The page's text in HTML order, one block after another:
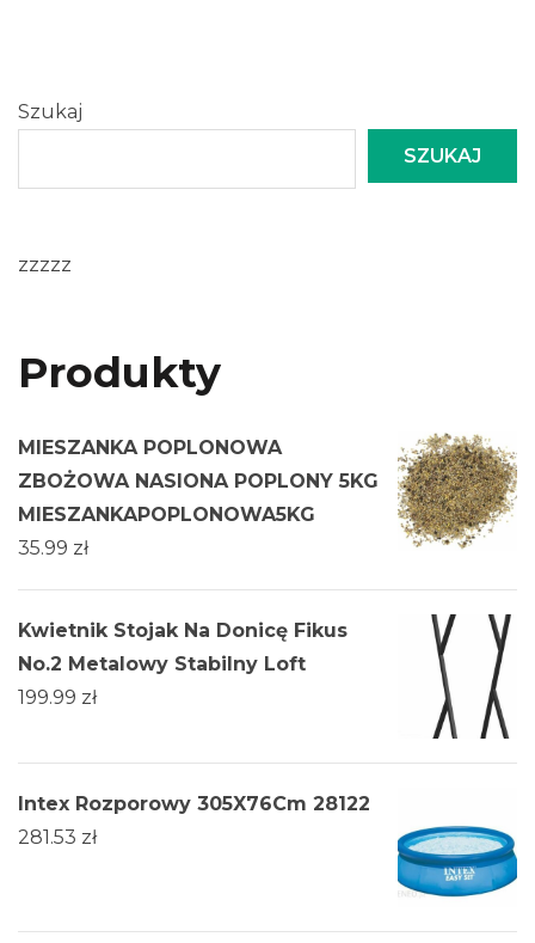
Szukaj
SZUKAJ
zzzzz
Produkty
MIESZANKA POPLONOWA
ZBOŻOWA NASIONA POPLONY 5KG
MIESZANKAPOPLONOWA5KG
35.99 zł
Kwietnik Stojak Na Donicę Fikus
No.2 Metalowy Stabilny Loft
199.99 zł
Intex Rozporowy 305X76Cm 28122
281.53 zł